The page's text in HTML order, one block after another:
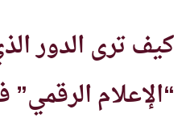
كيف ترى الدور
“الإعلام الرقمي”